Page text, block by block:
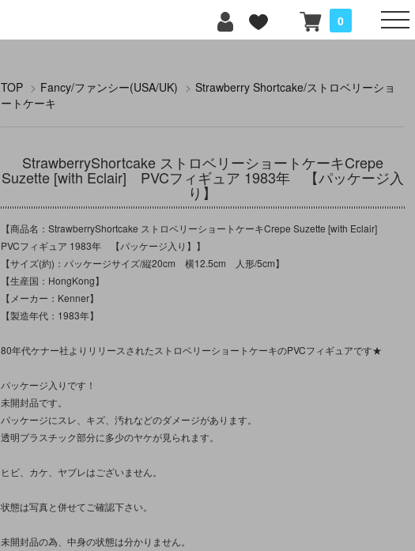
0
TOP > Fancy/ファンシー(USA/UK) > Strawberry Shortcake/ストロベリーショ
ートケーキ
StrawberryShortcake ストロベリーショートケーキCrepe
Suzette [with Eclair] PVCフィギュア 1983年 【パッケージ入
り】
【商品名：StrawberryShortcake ストロベリーショートケーキCrepe Suzette [with Eclair]
PVCフィギュア 1983年 【パッケージ入り】】
【サイズ(約)：パッケージサイズ/縦20cm 横12.5cm 人形/5cm】
【生産国：HongKong】
【メーカー：Kenner】
【製造年代：1983年】
80年代ケナー社よりリリースされたストロベリーショートケーキのPVCフィギュアです★
パッケージ入りです！
未開封品です。
パッケージにスレ、キズ、汚れなどのダメージがあります。
透明プラスチック部分に多少のヤケが見られます。
ヒビ、カケ、ヤブレはございません。
状態は写真と併せてご確認下さい。
未開封品の為、中身の状態は分かりません。